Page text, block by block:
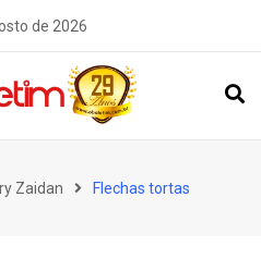
de 2026
Zaidan Flechas tortas